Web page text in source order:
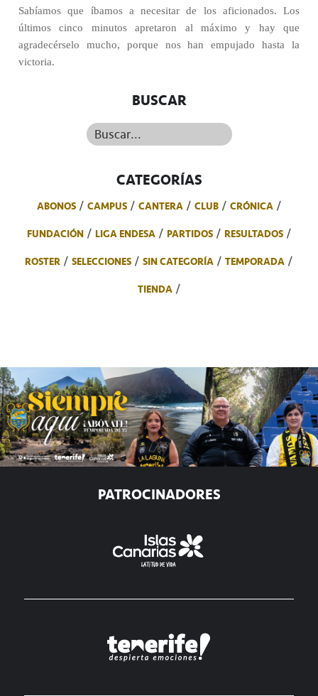
Sabíamos que íbamos a necesitar de los aficionados. Los
últimos cinco minutos apretaron al máximo y hay que
agradecérselo mucho, porque nos han empujado hasta la
victoria.
BUSCAR
Buscar...
CATEGORÍAS
ABONOS CAMPUS CANTERA CLUB
CRÓNICA
FUNDACIÓN
LIGA ENDESA PARTIDOS
RESULTADOS
ROSTER
SELECCIONES SIN CATEGORÍA
TEMPORADA
TIENDA
PATROCINADORES